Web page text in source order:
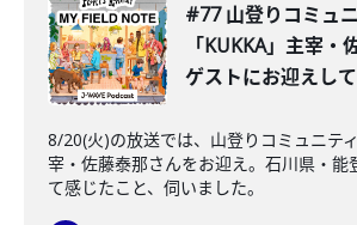
#77 山登りコミュ
「KUKKA」主宰・
ゲストにお迎えして
8/20(火)の放送では、山登りコミュニテ
宰・佐藤泰那さんをお迎え。石川県・能
て感じたこと、伺いました。